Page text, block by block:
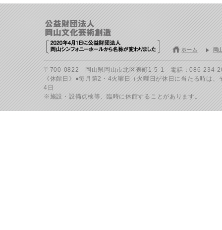
岡
ホーム
〒700-0822 岡山県岡山市北区表町1-5-1 電話：086-234-
《休館日》●毎月第2・4火曜日（火曜日が休日に当たる時は
4日
※施設・設備点検等、臨時に休館することがあります。